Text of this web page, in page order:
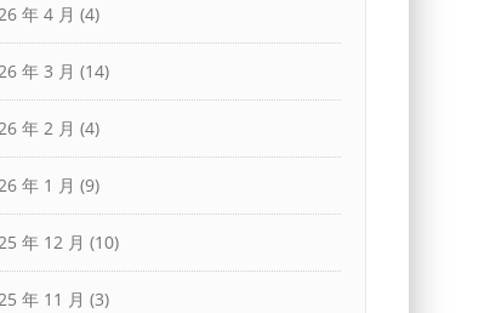
年 4 月 (4)
年 3 月 (14)
年 2 月 (4)
年 1 月 (9)
年 12 月 (10)
年 11 月 (3)